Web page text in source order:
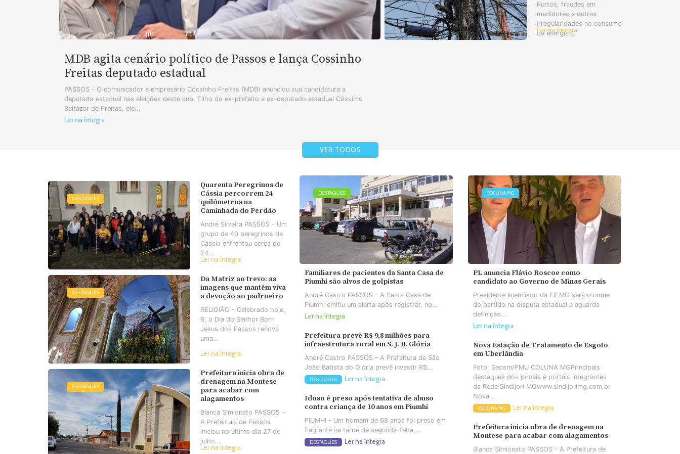
MDB agita cenário político de Passos e lança Cossinho
Freitas deputado estadual
PASSOS - O comunicador e empresário Cóssinho Freitas (MDB) anunciou sua candidatura a
deputado estadual nas eleições deste ano. Filho do ex-prefeito e ex-deputado estadual Cóssimo
Baltazar de Freitas, ele...
Ler na íntegra
Furtos, fraudes em
medidores e outras
irregularidades no consumo
de energia...
Ler na íntegra
VER TODOS
DESTAQUES
Quarenta Peregrinos de
Cássia percorrem 24
quilômetros na
Caminhada do Perdão
André Silveira PASSOS - Um
grupo de 40 peregrinos de
Cássia enfrentou cerca de
24...
Ler na íntegra
DESTAQUES
Da Matriz ao trevo: as
imagens que mantêm viva
a devoção ao padroeiro
RELIGIÃO - Celebrado hoje,
6, o Dia do Senhor Bom
Jesus dos Passos renova
uma...
Ler na íntegra
DESTAQUES
Prefeitura inicia obra de
drenagem na Montese
para acabar com
alagamentos
Bianca Simionato PASSOS -
A Prefeitura de Passos
iniciou no último dia 27 de
julho...
Ler na íntegra
DESTAQUES
Familiares de pacientes da Santa Casa de
Piumhi são alvos de golpistas
André Castro PASSOS – A Santa Casa de
Piumhi emitiu um alerta após registrar, no...
Ler na íntegra
Prefeitura prevê R$ 9,8 milhões para
infraestrutura rural em S. J. B. Glória
André Castro PASSOS – A Prefeitura de São
João Batista do Glória prevê investir R$...
DESTAQUES Ler na íntegra
Idoso é preso após tentativa de abuso
contra criança de 10 anos em Piumhi
PIUMHI - Um homem de 68 anos foi preso em
flagrante na tarde de segunda-feira,...
DESTAQUES Ler na íntegra
COLUNA MG
PL anuncia Flávio Roscoe como
candidato ao Governo de Minas Gerais
Presidente licenciado da FIEMG será o nome
do partido na disputa estadual e aguarda
definição...
Ler na íntegra
Nova Estação de Tratamento de Esgoto
em Uberlândia
Foto: Secom/PMU COLUNA MGPrincipais
destaques dos jornais e portais integrantes
da Rede Sindijori MGwww.sindijorimg.com.br
Nova...
COLUNA MG Ler na íntegra
Prefeitura inicia obra de drenagem na
Montese para acabar com alagamentos
Bianca Simionato PASSOS - A Prefeitura de